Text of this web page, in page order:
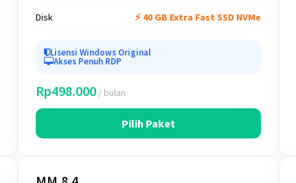
Disk
⚡ 40 GB Extra Fast SSD NVMe
Lisensi Windows Original
Akses Penuh RDP
Rp498.000 / bulan
Pilih Paket